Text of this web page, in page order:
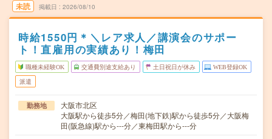
未読 掲載日 2026/08/10
時給1550円＊＼レア求人／講演会のサポー
ト！直雇用の実績あり！梅田
職種未経験OK 交通費別途支給あり 土日祝日が休み WEB登録OK
派遣
勤務地
大阪市北区
大阪駅から徒歩5分／梅田(地下鉄)駅から徒歩5分／大阪梅
田(阪急線)駅から---分／東梅田駅から---分